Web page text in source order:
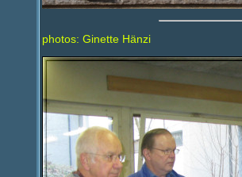
photos: Ginette Hänzi